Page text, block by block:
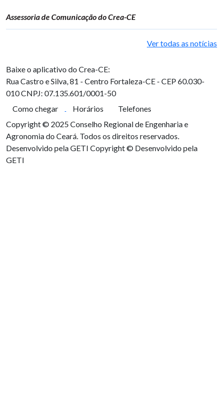
Assessoria de Comunicação do Crea-CE
Ver todas as notícias
Baixe o aplicativo do Crea-CE:
Rua Castro e Silva, 81 - Centro Fortaleza-CE - CEP 60.030-
010CNPJ: 07.135.601/0001-50
Como chegar
Horários
Telefones
Copyright © 2025 Conselho Regional de Engenharia e
Agronomia do Ceará. Todos os direitos reservados.
Desenvolvido pela GETI Copyright © Desenvolvido pela
GETI